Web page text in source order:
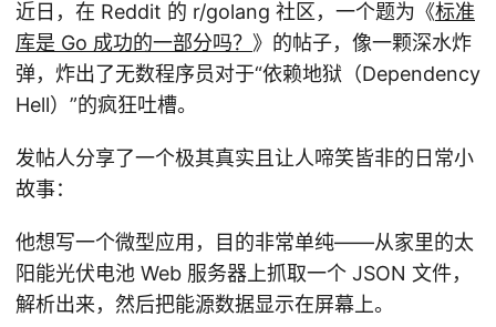
近日，在 Reddit 的 r/golang 社区，一个题为《标准
库是 Go 成功的一部分吗？ 》的帖子，像一颗深水炸
弹，炸出了无数程序员对于“依赖地狱（Dependency
Hell）”的疯狂吐槽。
发帖人分享了一个极其真实且让人啼笑皆非的日常小
故事：
他想写一个微型应用，目的非常单纯——从家里的太
阳能光伏电池 Web 服务器上抓取一个 JSON 文件，
解析出来，然后把能源数据显示在屏幕上。